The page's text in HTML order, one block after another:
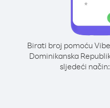
Birati broj pomoću
Dominikanska
sljedeći način: